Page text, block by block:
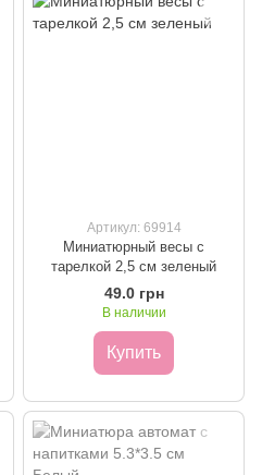
Артикул: 69914
Миниатюрный весы с
тарелкой 2,5 см зеленый
49.0 грн
В наличии
Купить